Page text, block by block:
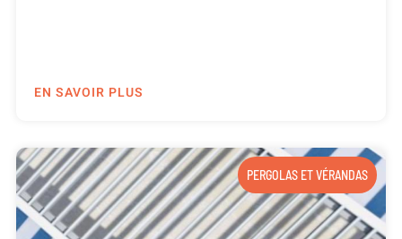
EN SAVOIR PLUS
PERGOLAS ET VÉRANDAS